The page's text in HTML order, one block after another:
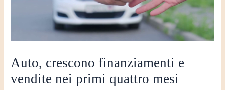
Auto, crescono finanziamenti e
vendite nei primi quattro mesi